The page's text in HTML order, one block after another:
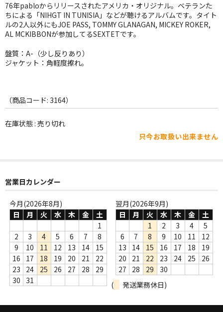
JAZZ-VOCAL
J-POP
ROCK
WORLD
その他
Webのみ no.1
Webのみ no.2
Webのみ no.3
Webのみ no.4
売り切れ
Help
送料
76年pabloからリリースされたアメリカ・オリジナル。ベテランた
ちによる「NIHGT IN TUNISIA」などが聴けるアルバムです。タイト
ルの2人以外にもJOE PASS, TOMMY GLANAGAN, MICKEY ROKER,
AL MCKIBBONが参加してるSEXTETです。
盤質：A-（少し反りあり）
ジャケット：角軽度擦れ。
（商品コード: 3164）
在庫状態 : 売り切れ
只今お取扱い出来ません
営業日カレンダー
今月(2026年8月)
日
月 火 水 木 金
土
1
2
3 4 5 6 7
8
9
10 11 12 13 14
15
16
17 18 19 20 21
22
23
24 25 26 27 28
29
30
31
翌月(2026年9月)
日
月 火 水 木 金
土
1
2 3 4
5
6
7 8 9 10 11
12
13
14 15 16 17 18
19
20
21 22 23 24 25
26
27
28 29
30
(
発送業務休日)